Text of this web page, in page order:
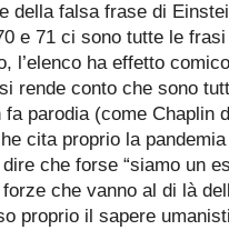
della falsa frase di
e 71 ci sono tutte le
l’elenco ha effetto
rende conto che sono
parodia (come Chaplin
cita proprio la
che forse “siamo un
che vanno al di là
proprio il sapere